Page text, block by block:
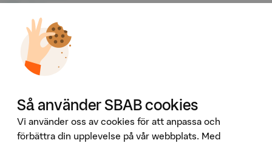
Hållbarhet
Jobba hos oss
Investor Relations
Omvärld & analyser
Våra tjänster
Booli
Booli Pro
Så använder SBAB cookies
Vi använder oss av cookies för att anpassa och
förbättra din upplevelse på vår webbplats. Med